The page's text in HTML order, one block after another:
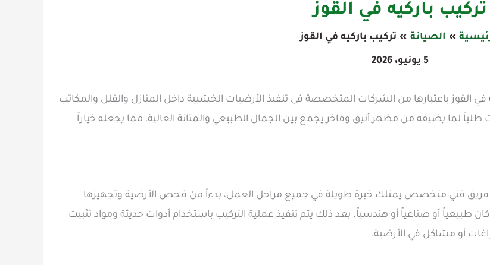
تركيب باركيه في القوز
الصيانة تركيب باركيه في القوز
5 يونيو، 2026
في القوز باعتبارها من الشركات المتخصصة في تنفيذ الأرضيات الخشبية داخل المنازل والفلل والمكاتب
طلباً لما يضيفه من مظهر أنيق وفاخر يجمع بين الجمال الطبيعي والمتانة العالية، مما يجعله خياراً
فريق فني متخصص يمتلك خبرة طويلة في جميع مراحل العمل، بدءاً من فحص الأرضية وتجهيزها
طبيعياً أو صناعياً أو هندسياً. بعد ذلك يتم تنفيذ عملية التركيب باستخدام أدوات حديثة ومواد تثبيت
أو مشاكل في الأرضية.